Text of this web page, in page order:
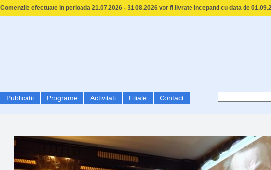
Comenzile efectuate in perioada 21.07.2026 - 31.08.2026 vor fi livrate incepand cu data de
Publicatii Programe Activitati Filiale Contact